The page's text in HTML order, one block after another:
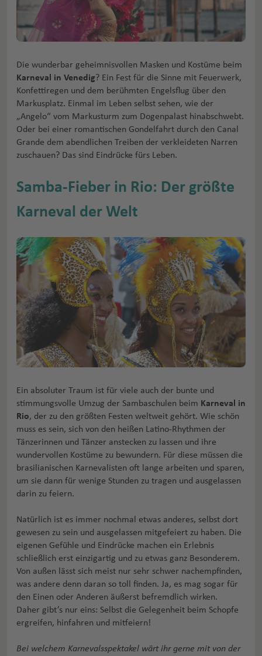
Die wunderbar geheimnisvollen Masken und Kostüme beim
Karneval in Venedig? Ein Fest für die Sinne mit Feuerwerk,
Konfettiregen und dem berühmten Engelsflug über den
Markusplatz. Einmal im Leben selbst sehen, wie der
„Angelo“ vom Markusturm zum Dogenpalast hinabschwebt.
Oder bei einer romantischen Gondelfahrt durch den Canal
Grande dem abendlichen Treiben der verkleideten Narren
zuschauen? Das sind Eindrücke fürs Leben.
Samba-Fieber in Rio: Der größte
Karneval der Welt
Ein absoluter Traum ist für viele auch der bunte und
stimmungsvolle Umzug der Sambaschulen beim Karneval in
Rio, der zu den größten Festen weltweit gehört. Wie schön
muss es sein, sich von den heißen Latino-Rhythmen der
Tänzerinnen und Tänzer anstecken zu lassen und ihre
wundervollen Kostüme zu bewundern. Für diese müssen die
brasilianischen Karnevalisten oft lange arbeiten und sparen,
um sie dann für wenige Stunden zu tragen und ausgelassen
darin zu feiern.
Natürlich ist es immer nochmal etwas anderes, selbst dort
gewesen zu sein und ausgelassen mitgefeiert zu haben. Die
eigenen Gefühle und Eindrücke machen ein Erlebnis
schließlich erst einzigartig und zu etwas ganz Besonderem.
Von außen lässt sich meist nur sehr schwer nachempfinden,
was andere denn daran so toll finden. Ja, es mag sogar für
den Einen oder Anderen äußerst befremdlich wirken.
Daher gibt’s nur eins: Selbst die Gelegenheit beim Schopfe
ergreifen, hinfahren und mitfeiern!
Bei welchem Karnevalsspektakel wärt ihr gerne mit von der